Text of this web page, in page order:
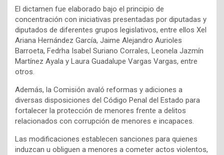
El dictamen fue elaborado bajo el principio de
concentración con iniciativas presentadas por diputadas y
diputados de diferentes grupos legislativos, entre ellos Xel
Ariana Hernández García, Jaime Alejandro Aurioles
Barroeta, Fedrha Isabel Suriano Corrales, Leonela Jazmín
Martínez Ayala y Laura Guadalupe Vargas Vargas, entre
otros.
Además, la Comisión avaló reformas y adiciones a
diversas disposiciones del Código Penal del Estado para
fortalecer la protección de menores frente a delitos
relacionados con corrupción de menores e incapaces.
Las modificaciones establecen sanciones para quienes
induzcan u obliguen a menores a cometer actos violentos,